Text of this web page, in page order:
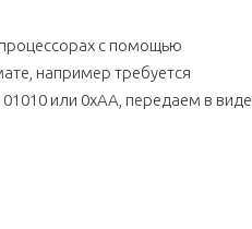
процессорах с помощью
например требуется
или 0xAA, передаем в виде